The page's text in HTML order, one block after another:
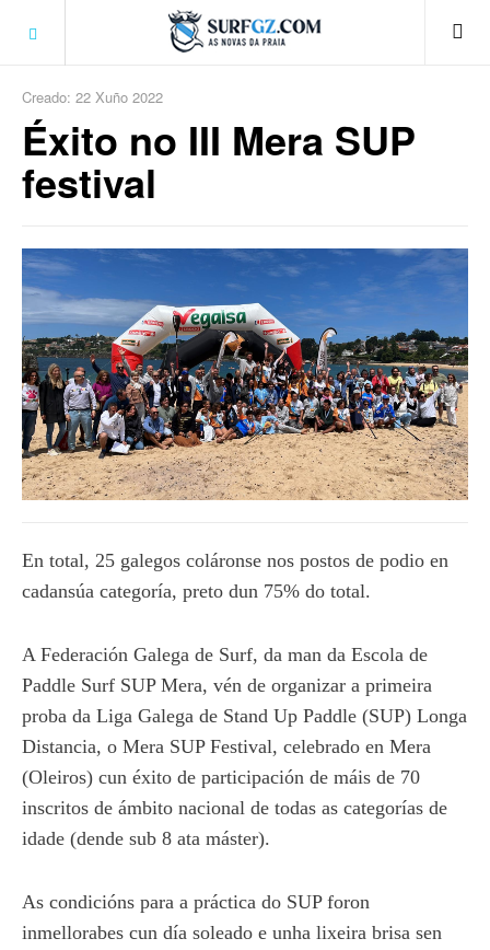
Creado: 22 Xuño 2022
Éxito no III Mera SUP
festival
En total, 25 galegos coláronse nos postos de podio en
cadansúa categoría, preto dun 75% do total.
A Federación Galega de Surf, da man da Escola de
Paddle Surf SUP Mera, vén de organizar a primeira
proba da Liga Galega de Stand Up Paddle (SUP) Longa
Distancia, o Mera SUP Festival, celebrado en Mera
(Oleiros) cun éxito de participación de máis de 70
inscritos de ámbito nacional de todas as categorías de
idade (dende sub 8 ata máster).
As condicións para a práctica do SUP foron
inmellorabes cun día soleado e unha lixeira brisa sen